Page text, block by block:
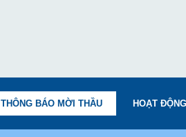
THÔNG BÁO MỜI THẦU HOẠT